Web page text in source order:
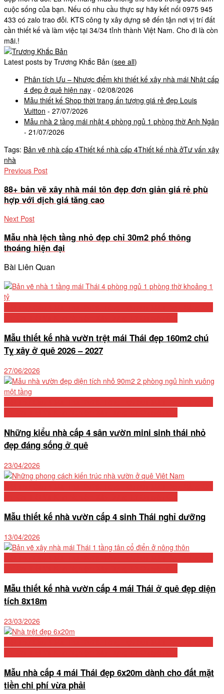
cuộc sống của bạn. Nếu có nhu cầu thực sự hãy kết nối 0975 945
433 có zalo trao đỗi. KTS công ty xây dựng sẽ đến tận nơi vị trí đất
cần thiết kế và làm việc tại 34/34 tỉnh thành Việt Nam. Cho đi là còn
mãi.!
Latest posts by Trương Khắc Bản (see all)
Phân tích Ưu – Nhược điểm khi thiết kế xây nhà mái Nhật cấp
4 đẹp ở quê hiện nay - 02/08/2026
Mẫu thiết kế Shop thời trang ấn tượng giá rẻ đẹp Louis
Vuitton - 27/07/2026
Mẫu nhà 2 tầng mái nhật 4 phòng ngủ 1 phòng thờ Anh Ngân
- 21/07/2026
Tags: Bản vẽ nhà cấp 4Thiết kế nhà cấp 4Thiết kế nhà ởTư vấn xây
nhà
Previous Post
88+ bản vẽ xây nhà mái tôn đẹp đơn giản giá rẻ phù
hợp với dịch giá tăng cao
Next Post
Mẫu nhà lệch tầng nhỏ đẹp chỉ 30m2 phố thông
thoáng hiện đại
Bài Liên Quan
Mẫu thiết kế nhà vườn trệt mái Thái đẹp 160m2 chú
Tỵ xây ở quê 2026 – 2027
27/06/2026
Những kiểu nhà cấp 4 sân vườn mini sinh thái nhỏ
đẹp đáng sống ở quê
23/04/2026
Mẫu thiết kế nhà vườn cấp 4 sinh Thái nghỉ dưỡng
13/04/2026
Mẫu thiết kế nhà vườn cấp 4 mái Thái ở quê đẹp diện
tích 8x18m
23/03/2026
Mẫu nhà cấp 4 mái Thái đẹp 6x20m dành cho đất mặt
tiền chi phí vừa phải